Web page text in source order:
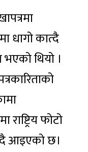
धागो कात्दै
थियो ।
फोटो
आइएको छ।